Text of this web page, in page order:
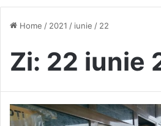
Home / 2021 / iunie / 22
Zi: 22 iunie